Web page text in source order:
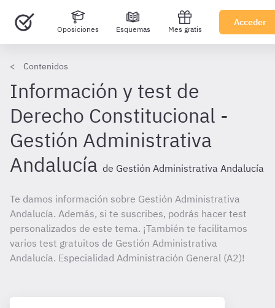
Oposiciones Esquemas Mes gratis
Acceder
Contenidos
Información y test de
Derecho Constitucional -
Gestión Administrativa
Andalucía de Gestión Administrativa Andalucía
Te damos información sobre Gestión Administrativa
Andalucía. Además, si te suscribes, podrás hacer test
personalizados de este tema. ¡También te facilitamos
varios test gratuitos de Gestión Administrativa
Andalucía. Especialidad Administración General (A2)!